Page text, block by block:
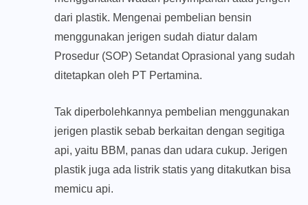
dari plastik. Mengenai pembelian bensin
menggunakan jerigen sudah diatur dalam
Prosedur (SOP) Setandat Oprasional yang sudah
ditetapkan oleh PT Pertamina.
Tak diperbolehkannya pembelian menggunakan
jerigen plastik sebab berkaitan dengan segitiga
api, yaitu BBM, panas dan udara cukup. Jerigen
plastik juga ada listrik statis yang ditakutkan bisa
memicu api.